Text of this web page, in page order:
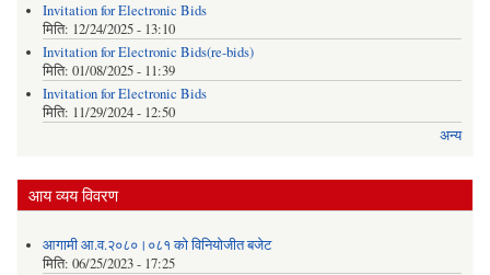
Invitation for Electronic Bids
मिति: 12/24/2025 - 13:10
Invitation for Electronic Bids(re-bids)
मिति: 01/08/2025 - 11:39
Invitation for Electronic Bids
मिति: 11/29/2024 - 12:50
अन्य
आय व्यय विवरण
आगामी आ.व.२०८०।०८१ को विनियोजीत बजेट
मिति: 06/25/2023 - 17:25